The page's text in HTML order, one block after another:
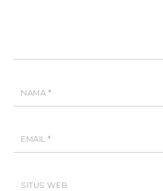
NAMA *
EMAIL*
SITUS WEB